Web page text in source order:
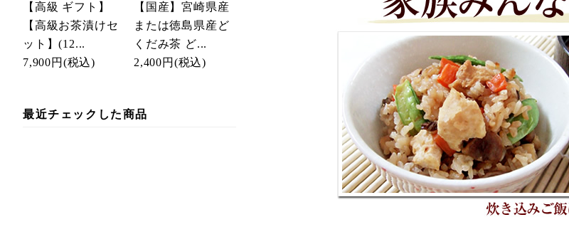
【高級 ギフト】
【高級お茶漬けセ
ット】(12...
7,900円 (税込)
【国産】宮崎県産
または徳島県産ど
くだみ茶 ど...
2,400円 (税込)
最近チェックした商品